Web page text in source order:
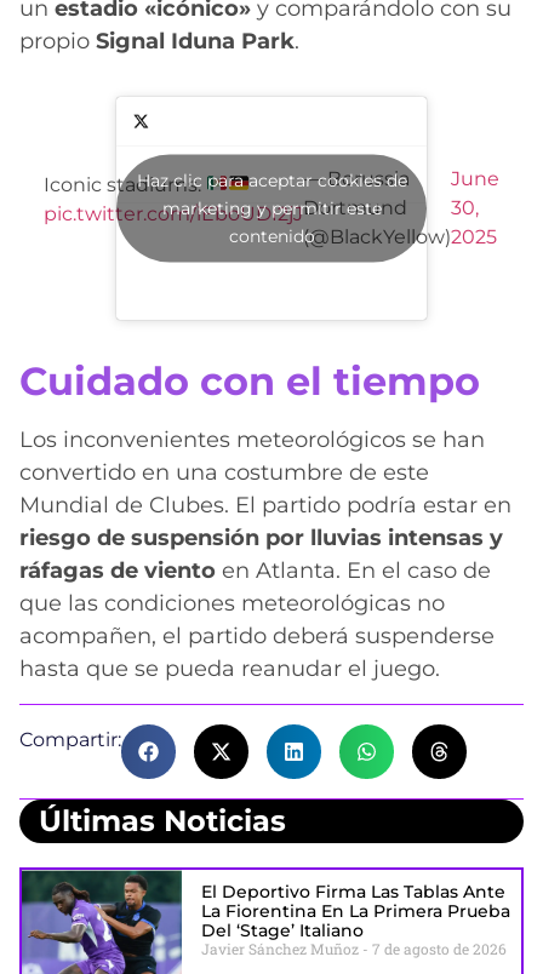
un estadio «icónico» y comparándolo con su
propio Signal Iduna Park.
Iconic stadiums.
pic.twitter.com/iEboUDI2jJ
— Borussia
Dortmund
(@BlackYellow)
June
30,
2025
Haz clic para aceptar cookies de
marketing y permitir este
contenido
Cuidado con el tiempo
Los inconvenientes meteorológicos se han
convertido en una costumbre de este
Mundial de Clubes. El partido podría estar en
riesgo de suspensión por lluvias intensas y
ráfagas de viento en Atlanta. En el caso de
que las condiciones meteorológicas no
acompañen, el partido deberá suspenderse
hasta que se pueda reanudar el juego.
Compartir:
Últimas Noticias
El Deportivo Firma Las Tablas Ante
La Fiorentina En La Primera Prueba
Del ‘stage’ Italiano
Javier Sánchez Muñoz 7 de agosto de 2026